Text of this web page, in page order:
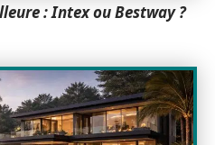
: Intex ou Bestway ?